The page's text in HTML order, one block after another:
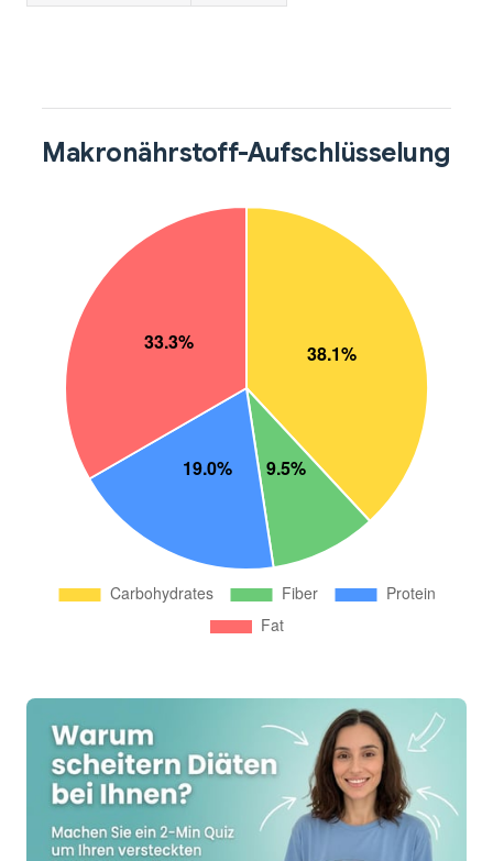
Makronährstoff-Aufschlüsselung